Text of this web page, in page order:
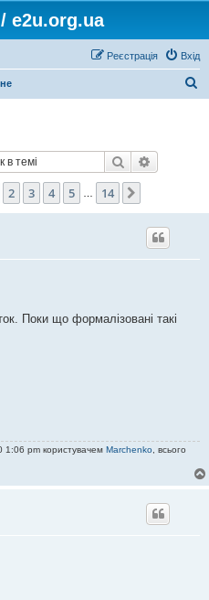
e2u.org.ua
Вхід
Реєстрація
Пошук
1 14
2 3 4 5 14
Поки що формалізовані такі
1:06 pm користувачем Marchenko , всього